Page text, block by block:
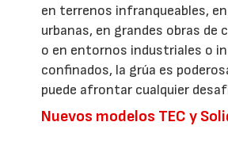
en terrenos infranqueables,
urbanas, en grandes obras de
o en entornos industriales o
confinados, la grúa es
puede afrontar cualquier
Nuevos modelos TEC y